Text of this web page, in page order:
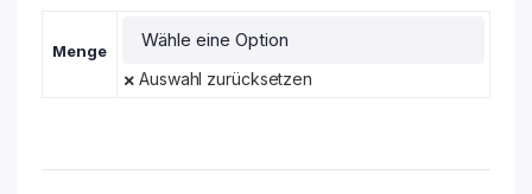
Menge
Auswahl zurücksetzen